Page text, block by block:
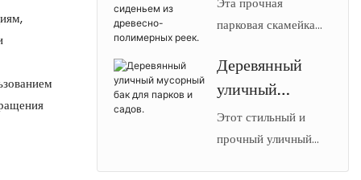
подходит для парков
и городского
площадок
【Arlau】Dog Park
устройство
использует
инстинкт собак
метить вертикальные
объекты,
литого
сиденьем из
древесно-
полимерных
реек.
парковая скамейка
прочность литого
алюминия и
неприхотливость в
уходе, характерные
переработанного
Деревянный
уличный
мусорный бак
для парков и
Этот стильный и
прочный уличный